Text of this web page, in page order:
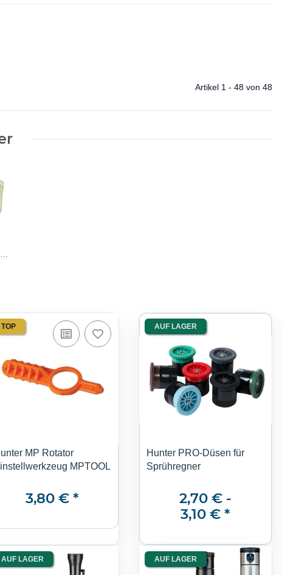
Artikel 1 - 48 von 48
TOP
MP Rotator
MPTOOL
3,80 €*
AUF LAGER
Hunter PRO-Düsen für
Sprühregner
2,70 € -
3,10 €*
AUF LAGER AUF LAGER